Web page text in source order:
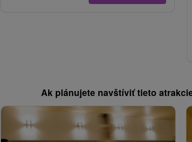
Ak plánujete navštíviť tieto